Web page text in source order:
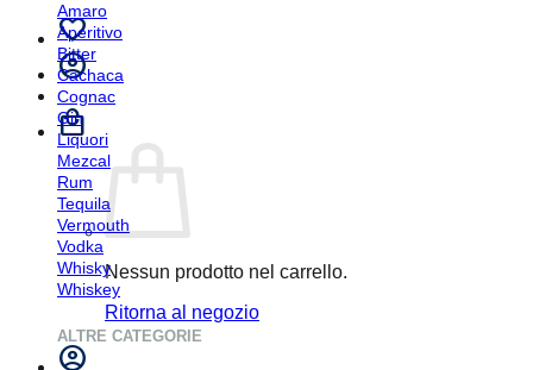
Nessun prodotto nel carrello.
Ritorna al negozio
Amaro
Aperitivo
Bitter
Cachaca
Cognac
Gin
Liquori
Mezcal
Rum
Tequila
Vermouth
Vodka
Whisky
Whiskey
ALTRE CATEGORIE